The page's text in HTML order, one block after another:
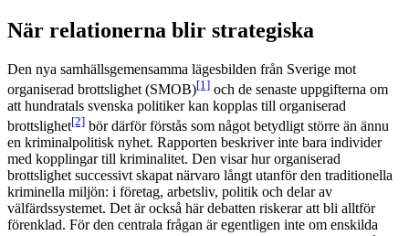
När relationerna blir strategiska
Den nya samhällsgemensamma lägesbilden från Sverige mot
organiserad brottslighet (SMOB)[1] och de senaste uppgifterna om
att hundratals svenska politiker kan kopplas till organiserad
brottslighet[2] bör därför förstås som något betydligt större än ännu
en kriminalpolitisk nyhet. Rapporten beskriver inte bara individer
med kopplingar till kriminalitet. Den visar hur organiserad
brottslighet successivt skapat närvaro långt utanför den traditionella
kriminella miljön: i företag, arbetsliv, politik och delar av
välfärdssystemet. Det är också här debatten riskerar att bli alltför
förenklad. För den centrala frågan är egentligen inte om enskilda